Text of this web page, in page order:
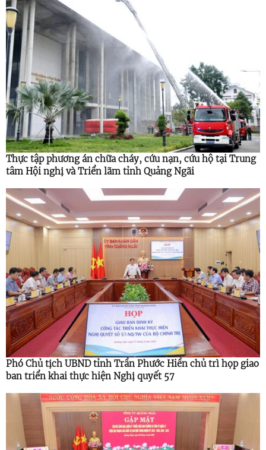
Thực tập phương án chữa cháy, cứu nạn, cứu hộ tại Trung
tâm Hội nghị và Triển lãm tỉnh Quảng Ngãi
Phó Chủ tịch UBND tỉnh Trần Phước Hiền chủ trì họp giao
ban triển khai thực hiện Nghị quyết 57